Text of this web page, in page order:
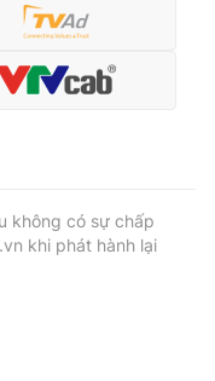
không có sự chấp
khi phát hành lại